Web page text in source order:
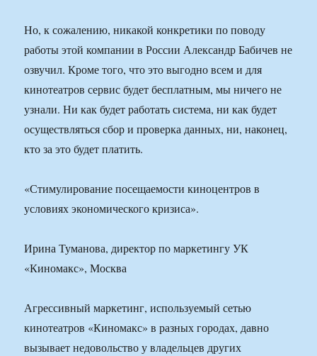
Но, к сожалению, никакой конкретики по поводу
работы этой компании в России Александр Бабичев не
озвучил. Кроме того, что это выгодно всем и для
кинотеатров сервис будет бесплатным, мы ничего не
узнали. Ни как будет работать система, ни как будет
осуществляться сбор и проверка данных, ни, наконец,
кто за это будет платить.
«Стимулирование посещаемости киноцентров в
условиях экономического кризиса».
Ирина Туманова, директор по маркетингу УК
«Киномакс», Москва
Агрессивный маркетинг, используемый сетью
кинотеатров «Киномакс» в разных городах, давно
вызывает недовольство у владельцев других